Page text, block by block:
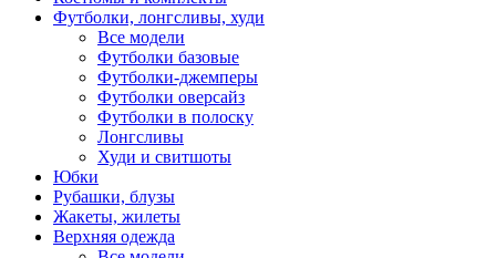
Футболки, лонгсливы, худи
Все модели
Футболки базовые
Футболки-джемперы
Футболки оверсайз
Футболки в полоску
Лонгсливы
Худи и свитшоты
Юбки
Рубашки, блузы
Жакеты, жилеты
Верхняя одежда